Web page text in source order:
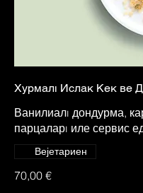
Хурмалı Ислак Кек ве
Ванилиалı дондурма,
парцаларı иле сервис
70,00 €
Вејетариен